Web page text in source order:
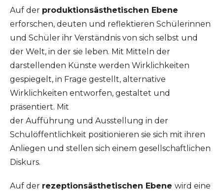
Auf der produktionsästhetischen Ebene
erforschen, deuten und reflektieren Schülerinnen
und Schüler ihr Verständnis von sich selbst und
der Welt, in der sie leben. Mit Mitteln der
darstellenden Künste werden Wirklichkeiten
gespiegelt, in Frage gestellt, alternative
Wirklichkeiten entworfen, gestaltet und
präsentiert. Mit
der Aufführung und Ausstellung in der
Schulöffentlichkeit positionieren sie sich mit ihren
Anliegen und stellen sich einem gesellschaftlichen
Diskurs.
Auf der rezeptionsästhetischen Ebene wird eine